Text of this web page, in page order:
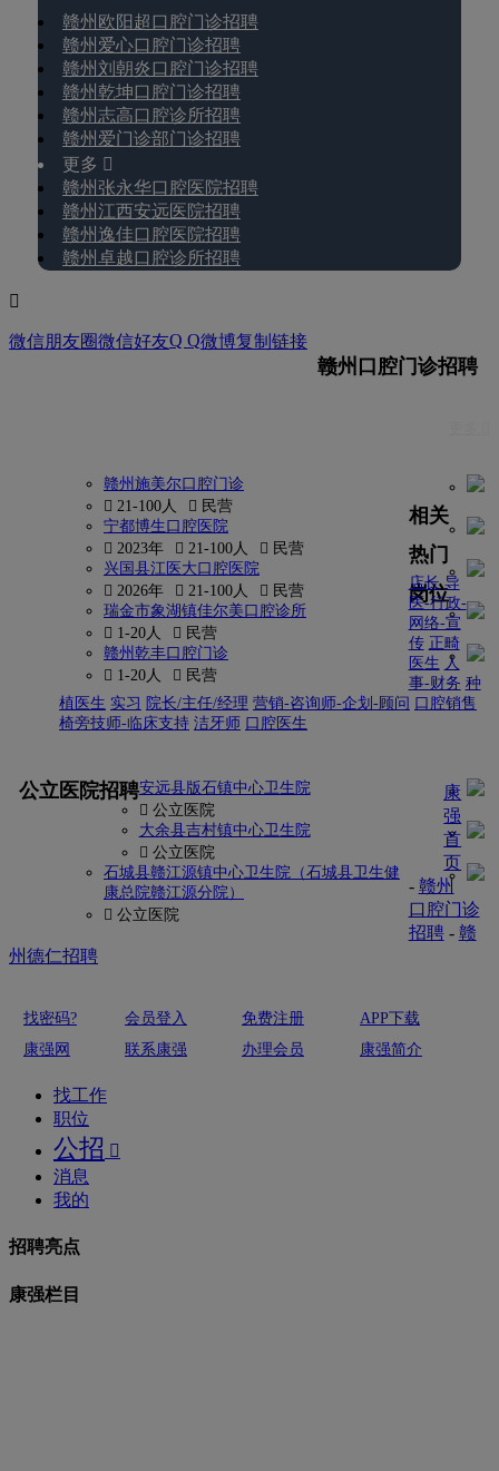
赣州欧阳超口腔门诊招聘
赣州爱心口腔门诊招聘
赣州刘朝炎口腔门诊招聘
赣州乾坤口腔门诊招聘
赣州志高口腔诊所招聘
赣州爱门诊部门诊招聘
更多 
赣州张永华口腔医院招聘
赣州江西安远医院招聘
赣州逸佳口腔医院招聘
赣州卓越口腔诊所招聘

微信朋友圈微信好友Q Q微博复制链接
赣州口腔门诊招聘
赣州施美尔口腔门诊
 21-100人
 民营
宁都博生口腔医院
 2023年
 21-100人
 民营
兴国县江医大口腔医院
 2026年
 21-100人
 民营
瑞金市象湖镇佳尔美口腔诊所
 1-20人
 民营
赣州乾丰口腔门诊
 1-20人
 民营
相关
热门
岗位
店长 导
医-行政-
网络-宣
传 正畸
医生 人
事-财务 种
植医生 实习 院长/主任/经理 营销-咨询师-企划-顾问 口腔销售
椅旁技师-临床支持 洁牙师 口腔医生
公立医院招聘安远县版石镇中心卫生院
 公立医院
大余县吉村镇中心卫生院
 公立医院
石城县赣江源镇中心卫生院（石城县卫生健
康总院赣江源分院）
 公立医院
康
强
首
页
- 赣州
口腔门诊
招聘- 赣
州德仁招聘
找密码? 会员登入 免费注册
APP下载
康强网
联系康强 办理会员 康强简介
找工作
职位
公招 
消息
我的
招聘亮点
康强栏目